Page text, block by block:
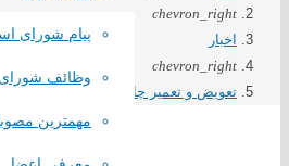
پیام شورای
وظائف
مهمترین
chevron_right
اخبار
chevron_right
تعویض و تعمیر چاه آب محله قاسم آباد